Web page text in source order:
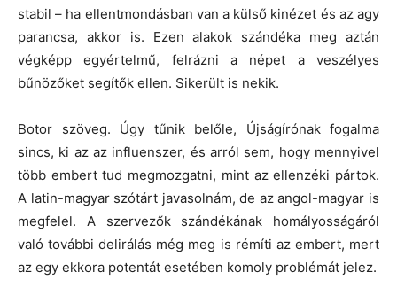
stabil – ha ellentmondásban van a külső kinézet és az agy
parancsa, akkor is. Ezen alakok szándéka meg aztán
végképp egyértelmű, felrázni a népet a veszélyes
bűnözőket segítők ellen. Sikerült is nekik.
Botor szöveg. Úgy tűnik belőle, Újságírónak fogalma
sincs, ki az az influenszer, és arról sem, hogy mennyivel
több embert tud megmozgatni, mint az ellenzéki pártok.
A latin-magyar szótárt javasolnám, de az angol-magyar is
megfelel. A szervezők szándékának homályosságáról
való további delirálás még meg is rémíti az embert, mert
az egy ekkora potentát esetében komoly problémát jelez.